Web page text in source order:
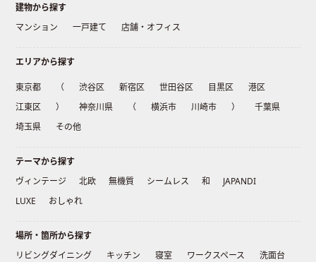
建物から探す
マンション
一戸建て 店舗・オフィス
エリアから探す
東京都 （ 渋谷区 新宿区 世田谷区 目黒区
港区
江東区
） 神奈川県 （ 横浜市 川崎市 ）
千葉県
埼玉県
その他
テーマから探す
ヴィンテージ
北欧 無機質 シームレス 和
JAPANDI
LUXE
おしゃれ
場所・箇所から探す
リビングダイニング
キッチン 寝室 ワークスペース
洗面台